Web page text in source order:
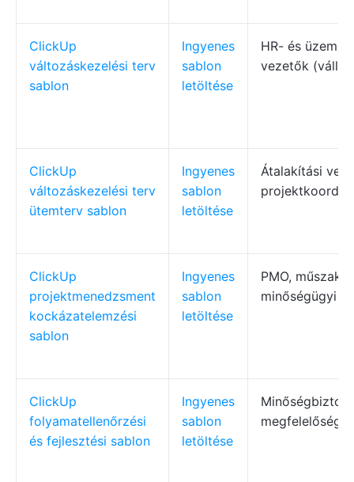
ClickUp
változáskezelési terv
sablon
Ingyenes
sablon
letöltése
HR- és
vezetők
ClickUp
változáskezelési terv
ütemterv sablon
Ingyenes
sablon
letöltése
Átalakítási
ClickUp
projektmenedzsment
kockázatelemzési
sablon
Ingyenes
sablon
letöltése
PMO, műszaki
minőségügyi
ClickUp
folyamatellenőrzési
és fejlesztési sablon
Ingyenes
sablon
letöltése
megfelelőség,